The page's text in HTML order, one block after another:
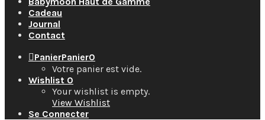
Cadeau
Journal
Contact
PanierPanier0
Votre panier est vide.
Wishlist 0
Your wishlist is empty.
View Wishlist
Se Connecter